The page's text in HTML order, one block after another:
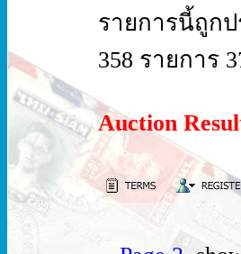
รายการนี้ถูกป
358 รายการ
Auction